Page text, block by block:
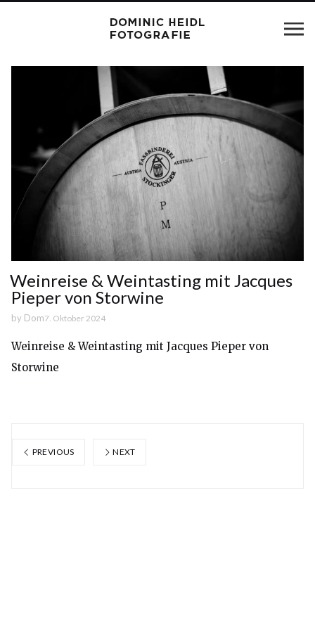
Weinreise & Weintasting mit Jacques
Pieper von Storwine
by Dom7. Oktober 2024
Weinreise & Weintasting mit Jacques Pieper von
Storwine
PREVIOUS NEXT